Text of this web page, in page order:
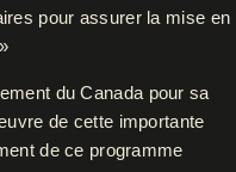
pour assurer la mise en
du Canada pour sa
de cette importante
de ce programme